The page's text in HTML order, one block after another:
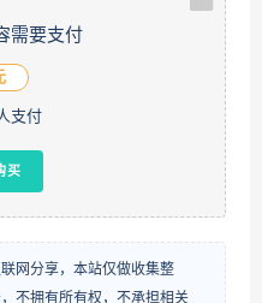
需要支付
支付
买
网分享，本站仅做收集整
不拥有所有权，不承担相关